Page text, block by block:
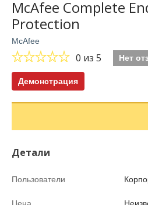
McAfee Complete
Protection
McAfee
0 из 5 Нет
Демонстрация
Детали
Пользователи